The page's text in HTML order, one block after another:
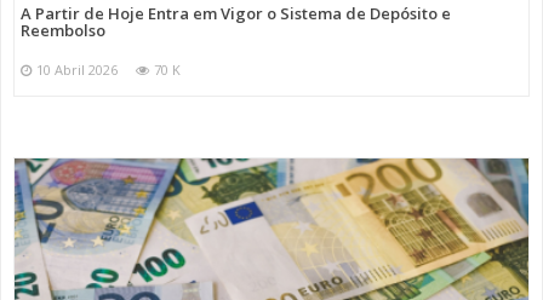
A Partir de Hoje Entra em Vigor o Sistema de Depósito e
Reembolso
10 Abril 2026 70 K